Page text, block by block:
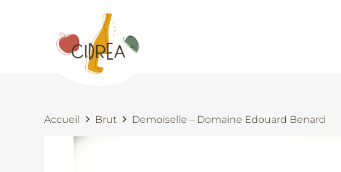
Accueil Brut Demoiselle – Domaine Edouard Benard